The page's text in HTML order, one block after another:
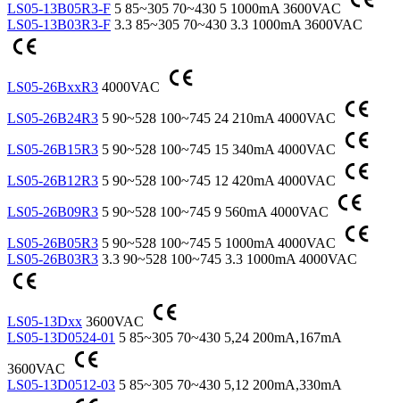
LS05-13B05R3-F 5 85~305 70~430 5 1000mA 3600VAC
LS05-13B03R3-F 3.3 85~305 70~430 3.3 1000mA 3600VAC
LS05-26BxxR3 4000VAC
LS05-26B24R3 5 90~528 100~745 24 210mA 4000VAC
LS05-26B15R3 5 90~528 100~745 15 340mA 4000VAC
LS05-26B12R3 5 90~528 100~745 12 420mA 4000VAC
LS05-26B09R3 5 90~528 100~745 9 560mA 4000VAC
LS05-26B05R3 5 90~528 100~745 5 1000mA 4000VAC
LS05-26B03R3 3.3 90~528 100~745 3.3 1000mA 4000VAC
LS05-13Dxx 3600VAC
LS05-13D0524-01 5 85~305 70~430 5,24 200mA,167mA
3600VAC
LS05-13D0512-03 5 85~305 70~430 5,12 200mA,330mA